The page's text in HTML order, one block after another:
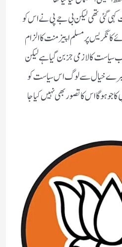
بات کہی گئی تھی لیکن بی جے پی نے اس کو
پر مسلم اپیزمنت کا الزام
اب سیاست کا لازمی جز بن گیا ہے لیکن
میرے خیال سے لوگ اس سیاست کو
جو ہوگا اس کا تصور بھی نہیں کیا جا